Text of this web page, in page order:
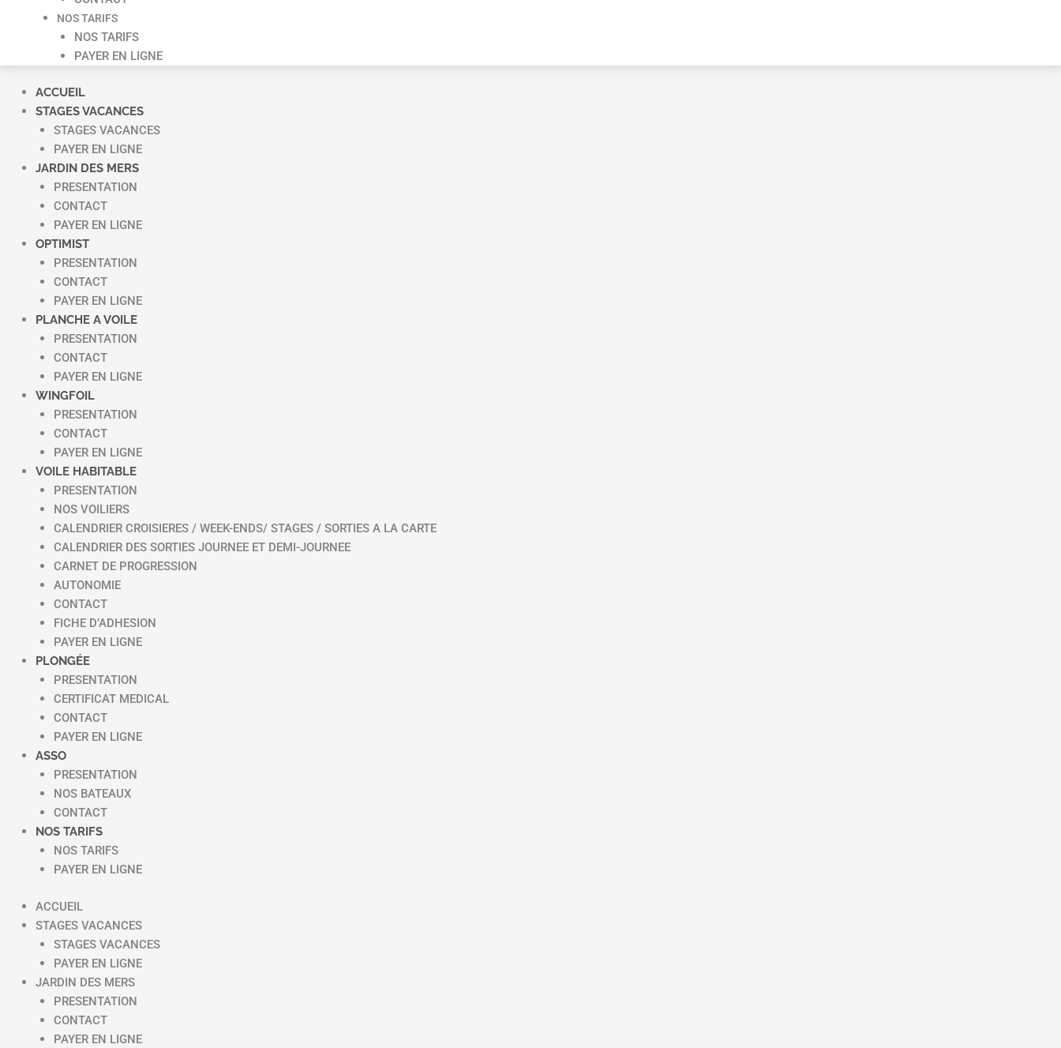
NOS TARIFS
NOS TARIFS
PAYER EN LIGNE
ACCUEIL
STAGES VACANCES
STAGES VACANCES
PAYER EN LIGNE
JARDIN DES MERS
PRESENTATION
CONTACT
PAYER EN LIGNE
OPTIMIST
PRESENTATION
CONTACT
PAYER EN LIGNE
PLANCHE A VOILE
PRESENTATION
CONTACT
PAYER EN LIGNE
WINGFOIL
PRESENTATION
CONTACT
PAYER EN LIGNE
VOILE HABITABLE
PRESENTATION
NOS VOILIERS
CALENDRIER CROISIERES / WEEK-ENDS/ STAGES / SORTIES A LA CARTE
CALENDRIER DES SORTIES JOURNEE ET DEMI-JOURNEE
CARNET DE PROGRESSION
AUTONOMIE
CONTACT
FICHE D’ADHESION
PAYER EN LIGNE
PLONGÉE
PRESENTATION
CERTIFICAT MEDICAL
CONTACT
PAYER EN LIGNE
ASSO
PRESENTATION
NOS BATEAUX
CONTACT
NOS TARIFS
NOS TARIFS
PAYER EN LIGNE
ACCUEIL
STAGES VACANCES
STAGES VACANCES
PAYER EN LIGNE
JARDIN DES MERS
PRESENTATION
CONTACT
PAYER EN LIGNE